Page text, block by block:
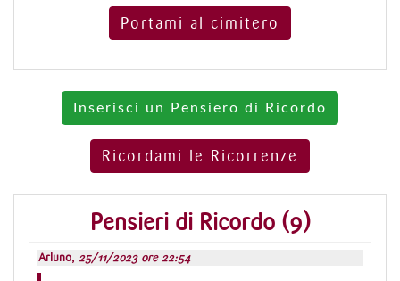
Portami al cimitero
Inserisci un Pensiero di Ricordo
Ricordami le Ricorrenze
Pensieri di Ricordo (9)
Arluno, 25/11/2023 ore 22:54